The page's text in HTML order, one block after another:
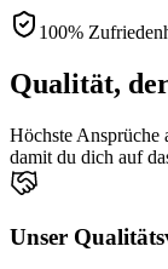
100%
Qualität,
Höchste
damit du dich auf
Unser